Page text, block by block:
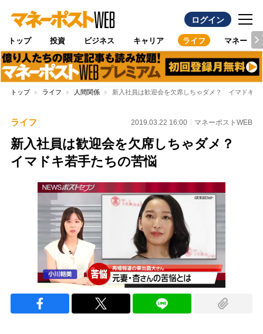
ログイン
トップ 投資 ビジネス キャリア ライフ マネー
トップ ライフ 人間関係 新入社員は歓迎会を欠席しちゃダメ？ イマドキ若
ライフ 2019.03.22 16:00 マネーポストWEB
新入社員は歓迎会を欠席しちゃダメ？
イマドキ若手たちの苦悩